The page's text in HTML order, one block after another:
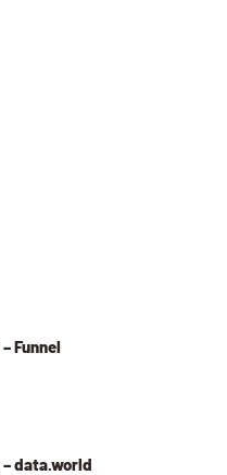
Funnel
data.world